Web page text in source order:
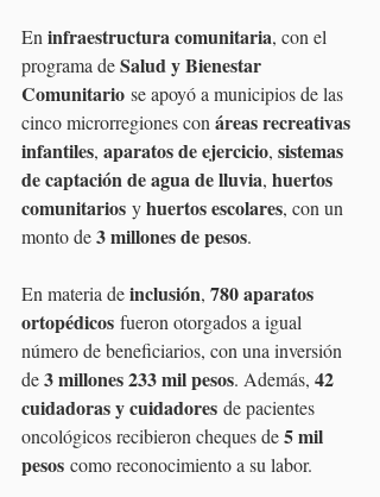
En infraestructura comunitaria, con el
programa de Salud y Bienestar
Comunitario se apoyó a municipios de las
cinco microrregiones con áreas recreativas
infantiles, aparatos de ejercicio, sistemas
de captación de agua de lluvia, huertos
comunitarios y huertos escolares, con un
monto de 3 millones de pesos.
En materia de inclusión, 780 aparatos
ortopédicos fueron otorgados a igual
número de beneficiarios, con una inversión
de 3 millones 233 mil pesos. Además, 42
cuidadoras y cuidadores de pacientes
oncológicos recibieron cheques de 5 mil
pesos como reconocimiento a su labor.